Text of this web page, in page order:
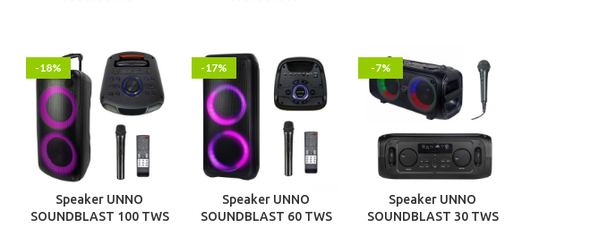
5
5
-18%
Speaker UNNO
SOUNDBLAST 100 TWS
-17%
Speaker UNNO
SOUNDBLAST 60 TWS
-7%
Speaker UNNO
SOUNDBLAST 30 TWS